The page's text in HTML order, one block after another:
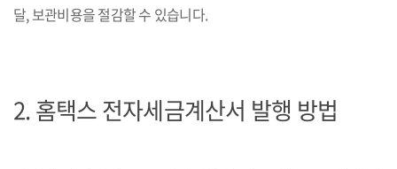
달, 보관비용을 절감할 수 있습니다.
2. 홈택스전자세금계산서 발행 방법